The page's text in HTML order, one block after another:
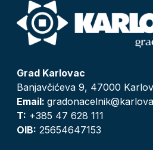
Grad Karlovac
Banjavčićeva 9, 47000
Email:
T: +385 47 628 111
OIB: 25654647153